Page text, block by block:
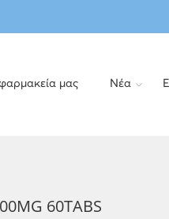
φαρμακεία μας Νέα
60TABS